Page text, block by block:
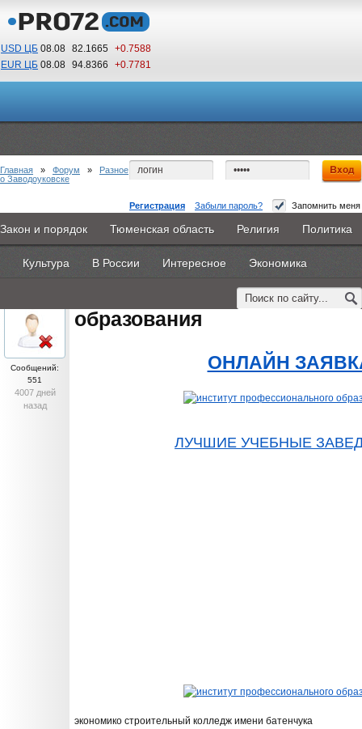
USD ЦБ 08.08 82.1665 +0.7588
EUR ЦБ 08.08 94.8366 +0.7781
20 28
По Гринвичу (GMT +5)
Регистрация Забыли пароль? Запомнить меня
Главная Новости Объявления КНИГИ ВестиNet
Каталоги 9PS Прочее
Закон и порядок Тюменская область Религия Политика
Культура В России Интересное Экономика
Главная » Форум » Разное
о Заводоуковске
институт профессионального образования
- 19 августа 2015, среда
oblachkovoe
Сообщений:
551
4007 дней
назад
институт
образования
ОНЛАЙН
ЛУЧШИЕ УЧЕБНЫЕ
экономико строительный колледж имени батенчука